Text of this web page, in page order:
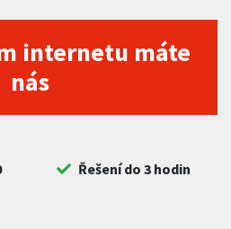
internetu máte
nás
Řešení do 3 hodin